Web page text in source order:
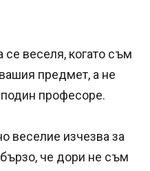
се веселя, когато съм
предмет, а не
професоре.
веселие изчезва за
че дори не съм